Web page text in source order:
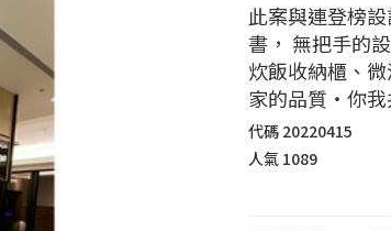
此案與連登榜
書， 無把手的
炊飯收納櫃、
家的品質‧你
代碼 20220415
人氣 1089